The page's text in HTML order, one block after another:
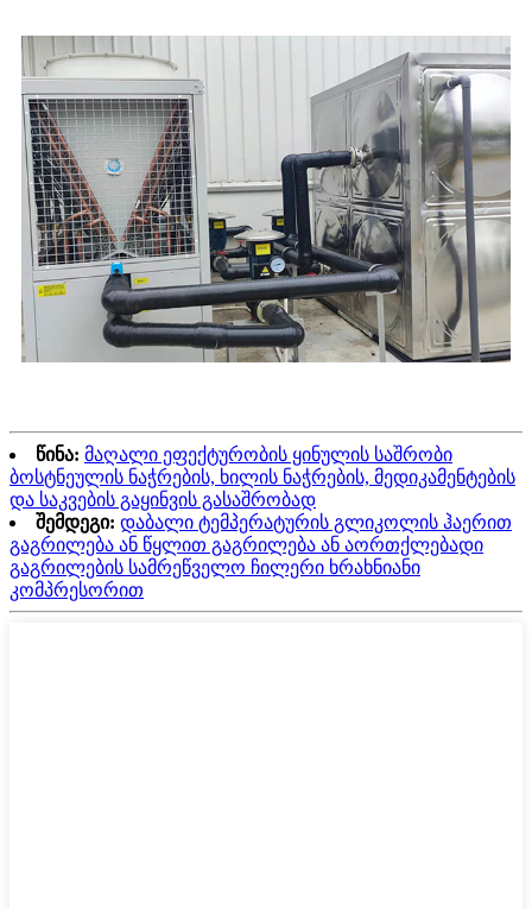
წინა: მაღალი ეფექტურობის ყინულის საშრობი
ბოსტნეულის ნაჭრების, ხილის ნაჭრების, მედიკამენტების
და საკვების გაყინვის გასაშრობად
შემდეგი: დაბალი ტემპერატურის გლიკოლის ჰაერით
გაგრილება ან წყლით გაგრილება ან აორთქლებადი
გაგრილების სამრეწველო ჩილერი ხრახნიანი
კომპრესორით